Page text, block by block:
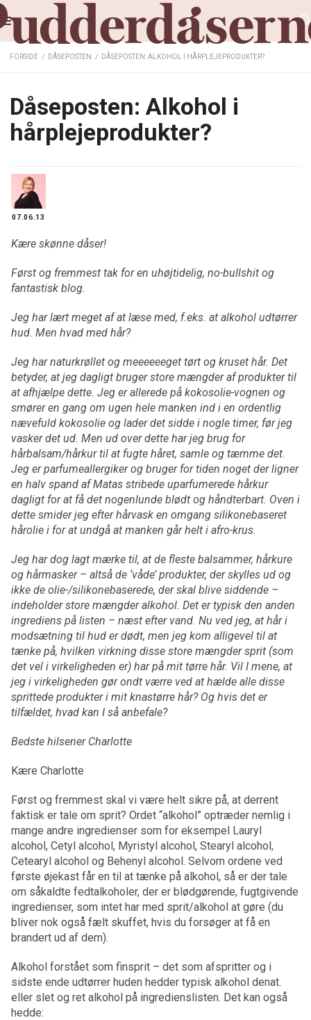
FORSIDE / DÅSEPOSTEN / DÅSEPOSTEN: ALKOHOL I HÅRPLEJEPRODUKTER?
Dåseposten: Alkohol i
hårplejeprodukter?
07.06.13
Kære skønne dåser!
Først og fremmest tak for en uhøjtidelig, no-bullshit og
fantastisk blog.
Jeg har lært meget af at læse med, f.eks. at alkohol udtørrer
hud. Men hvad med hår?
Jeg har naturkrøllet og meeeeeeget tørt og kruset hår. Det
betyder, at jeg dagligt bruger store mængder af produkter til
at afhjælpe dette. Jeg er allerede på kokosolie-vognen og
smører en gang om ugen hele manken ind i en ordentlig
nævefuld kokosolie og lader det sidde i nogle timer, før jeg
vasker det ud. Men ud over dette har jeg brug for
hårbalsam/hårkur til at fugte håret, samle og tæmme det.
Jeg er parfumeallergiker og bruger for tiden noget der ligner
en halv spand af Matas stribede uparfumerede hårkur
dagligt for at få det nogenlunde blødt og håndterbart. Oven i
dette smider jeg efter hårvask en omgang silikonebaseret
hårolie i for at undgå at manken går helt i afro-krus.
Jeg har dog lagt mærke til, at de fleste balsammer, hårkure
og hårmasker – altså de ‘våde’ produkter, der skylles ud og
ikke de olie-/silikonebaserede, der skal blive siddende –
indeholder store mængder alkohol. Det er typisk den anden
ingrediens på listen – næst efter vand. Nu ved jeg, at hår i
modsætning til hud er dødt, men jeg kom alligevel til at
tænke på, hvilken virkning disse store mængder sprit (som
det vel i virkeligheden er) har på mit tørre hår. Vil I mene, at
jeg i virkeligheden gør ondt værre ved at hælde alle disse
sprittede produkter i mit knastørre hår? Og hvis det er
tilfældet, hvad kan I så anbefale?
Bedste hilsener Charlotte
Kære Charlotte
Først og fremmest skal vi være helt sikre på, at derrent
faktisk er tale om sprit? Ordet “alkohol” optræder nemlig i
mange andre ingredienser som for eksempel Lauryl
alcohol, Cetyl alcohol, Myristyl alcohol, Stearyl alcohol,
Cetearyl alcohol og Behenyl alcohol. Selvom ordene ved
første øjekast får en til at tænke på alkohol, så er der tale
om såkaldte fedtalkoholer, der er blødgørende, fugtgivende
ingredienser, som intet har med sprit/alkohol at gøre (du
bliver nok også fælt skuffet, hvis du forsøger at få en
brandert ud af dem).
Alkohol forstået som finsprit – det som afspritter og i
sidste ende udtørrer huden hedder typisk alkohol denat.
eller slet og ret alkohol på ingredienslisten. Det kan også
hedde: